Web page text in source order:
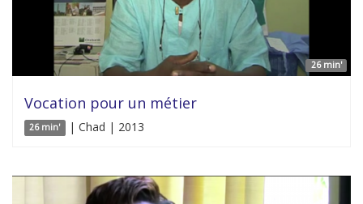
26 min'
Vocation pour un métier
26 min' | Chad | 2013